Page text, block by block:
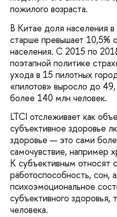
пожилого возраста.
В Китае доля населения в
старше превышает 10,5%
населения. С 2015 по
поэтапной политике
ухода в 15 пилотных
«пилотов» выросло до
более 140 млн человек.
LTCI отслеживает как
субъективное здоровье
здоровье — это сами
самочувствие, например
К субъективным относят
работоспособность, сон,
психоэмоциональное
субъективного здоровья,
человека.